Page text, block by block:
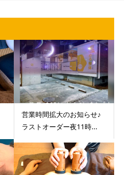
営業時間拡大のお知らせ♪
ラストオーダー夜11時...